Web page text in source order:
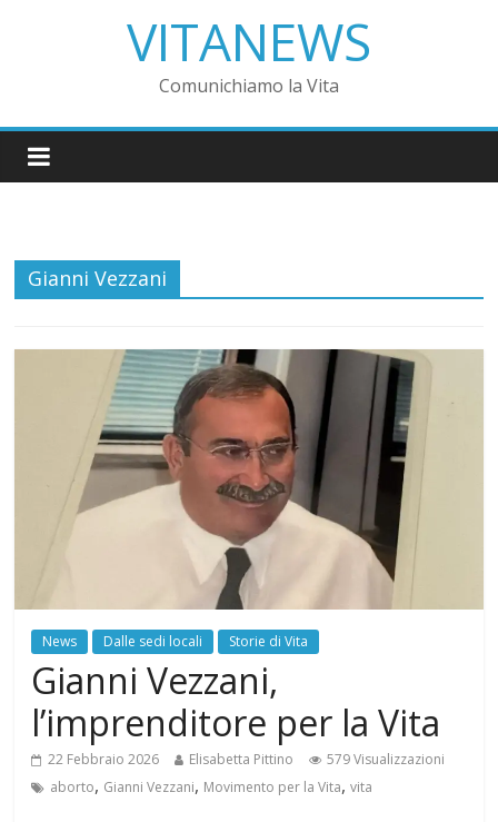
VITANEWS
Comunichiamo la Vita
Gianni Vezzani
News Dalle sedi locali Storie di Vita
Gianni Vezzani,
l’imprenditore per la Vita
22 Febbraio 2026 Elisabetta Pittino
579 Visualizzazioni
aborto, Gianni Vezzani, Movimento per la Vita,vita